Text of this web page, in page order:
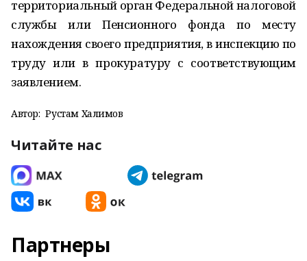
территориальный орган Федеральной налоговой
службы или Пенсионного фонда по месту
нахождения своего предприятия, в инспекцию по
труду или в прокуратуру с соответствующим
заявлением.
Автор: Рустам Халимов
Читайте нас
Партнеры